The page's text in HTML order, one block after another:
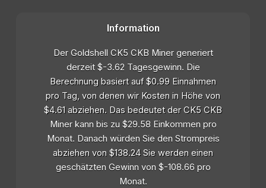
Information
Der Goldshell CK5 CKB Miner generiert
derzeit $-3.62 Tagesgewinn. Die
Berechnung basiert auf $0.99 Einnahmen
pro Tag, von denen wir Kosten in Höhe von
$4.61 abziehen. Das bedeutet der CK5 CKB
Miner kann bis zu $29.58 Einkommen pro
Monat. Danach würden Sie den Strompreis
abziehen von $138.24 Sie werden einen
geschätzten Gewinn von $-108.66 pro
Monat.